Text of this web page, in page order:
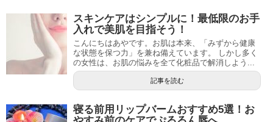
スキンケアはシンプルに！最低限のお手
入れで美肌を目指そう！
こんにちはあやです。お肌は本来、「みずから健康
な状態を保つ力」を兼ね備えています。 しかし多く
の女性は、お肌の悩みを全て化粧品で解消しよう...
記事を読む
寝る前用リップバームおすすめ5選！お